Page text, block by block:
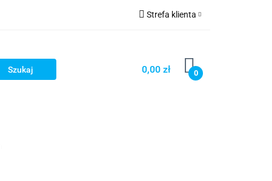
Strefa klienta
Zarejestruj się
Dodaj zgłoszenie
0,00 zł 0